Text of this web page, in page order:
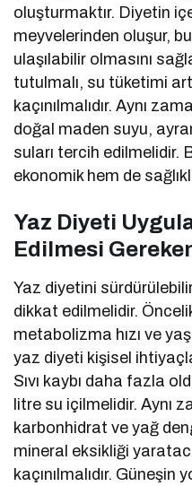
oluşturmaktır. Diyetin
meyvelerinden oluşur,
ulaşılabilir olmasını
tutulmalı, su tüketimi
kaçınılmalıdır. Aynı
doğal maden suyu,
suları tercih edilmelidir.
ekonomik hem de
Yaz Diyeti
Edilmesi
Yaz diyetini
dikkat edilmelidir.
metabolizma hızı ve
yaz diyeti kişisel
Sıvı kaybı daha fazla
litre su içilmelidir. Aynı
karbonhidrat ve yağ
mineral eksikliği
kaçınılmalıdır.